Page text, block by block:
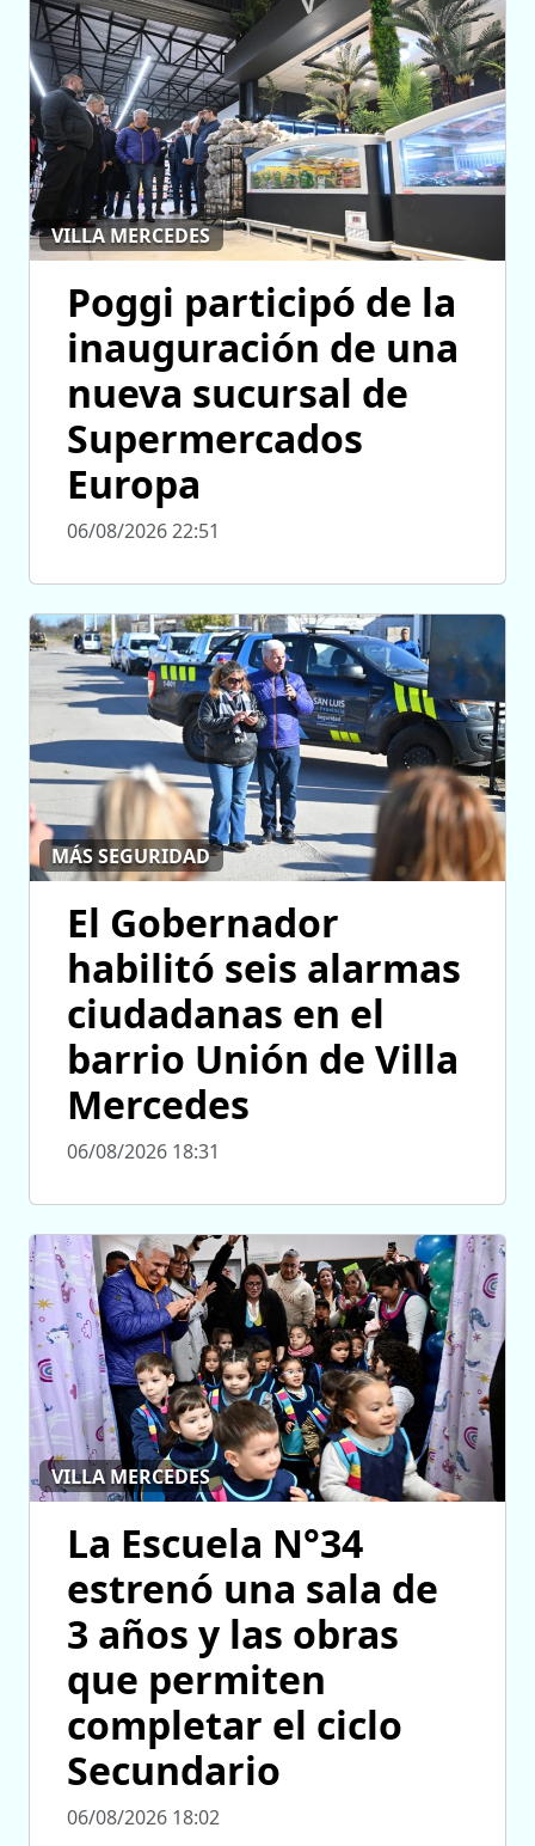
VILLA MERCEDES
Poggi participó de la
inauguración de una
nueva sucursal de
Supermercados
Europa
06/08/2026 22:51
MÁS SEGURIDAD
El Gobernador
habilitó seis alarmas
ciudadanas en el
barrio Unión de Villa
Mercedes
06/08/2026 18:31
VILLA MERCEDES
La Escuela N°34
estrenó una sala de
3 años y las obras
que permiten
completar el ciclo
Secundario
06/08/2026 18:02